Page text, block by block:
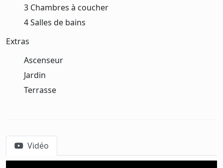
3 Chambres à coucher
4 Salles de bains
Extras
Ascenseur
Jardin
Terrasse
Vidéo